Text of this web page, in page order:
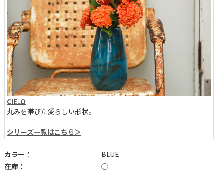
CIELO
丸みを帯びた愛らしい形状。
シリーズ一覧はこちら＞
カラー：
BLUE
在庫：
◯